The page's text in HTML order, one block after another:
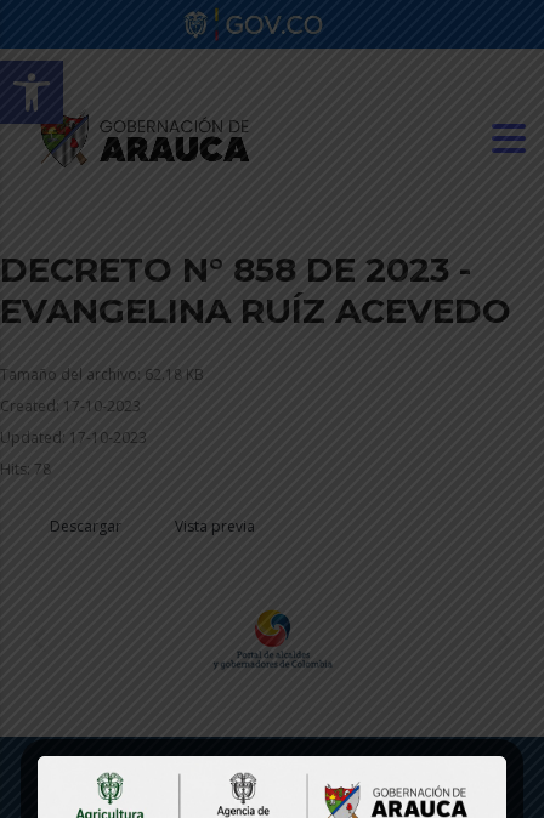
Abrir barra de herramientas
DECRETO N° 858 DE 2023 -
EVANGELINA RUÍZ ACEVEDO
Tamaño del archivo: 62.18 KB
Created: 17-10-2023
Updated: 17-10-2023
Hits: 78
Descargar Vista previa